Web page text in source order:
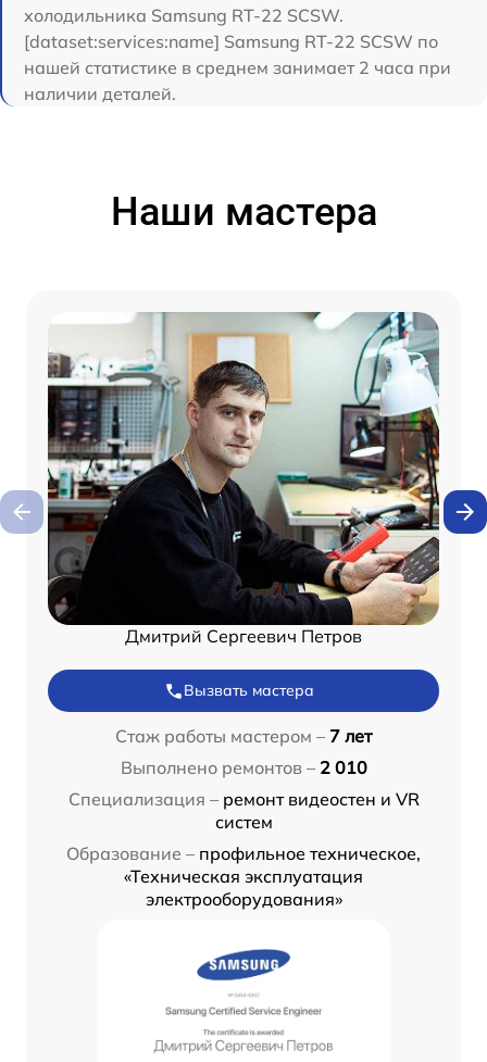
холодильника Samsung RT-22 SCSW.
[dataset:services:name] Samsung RT-22 SCSW по
нашей статистике в среднем занимает 2 часа при
наличии деталей.
Наши мастера
Дмитрий Сергеевич Петров
Вызвать мастера
Стаж работы мастером – 7 лет
Выполнено ремонтов – 2 010
Специализация – ремонт видеостен и VR
систем
Образование – профильное техническое,
«Техническая эксплуатация
электрооборудования»